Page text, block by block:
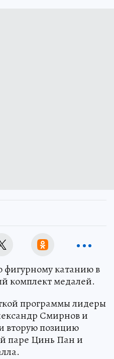
катанию в
комплект медалей.
программы лидеры
Смирнов и
вторую позицию
паре Цинь Пан и